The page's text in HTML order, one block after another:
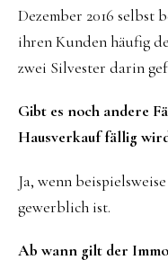
Dezember 2016 selbst
ihren Kunden häufig
zwei Silvester darin
Gibt es noch andere
Hausverkauf fällig
Ja, wenn
gewerblich ist.
Ab wann gilt der